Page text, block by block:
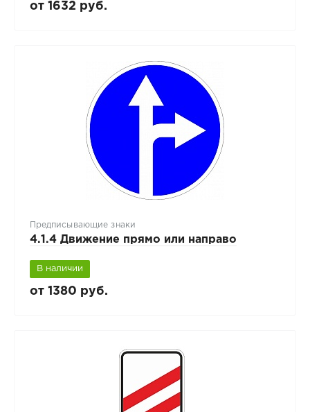
от 1632 руб.
Предписывающие знаки
4.1.4 Движение прямо или направо
В наличии
от 1380 руб.